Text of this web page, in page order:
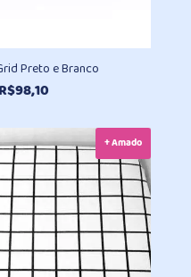
Preto e Branco
R$98,10Faixa
preço:
R$79,70
através
R$98,10
+ Amado